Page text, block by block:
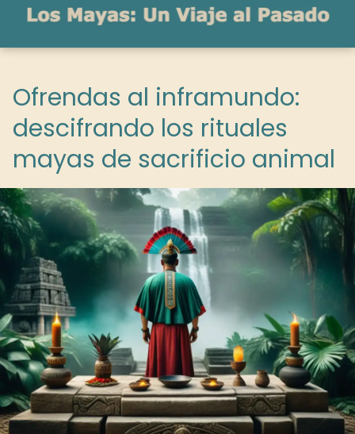
Ofrendas al inframundo:
descifrando los rituales
mayas de sacrificio animal